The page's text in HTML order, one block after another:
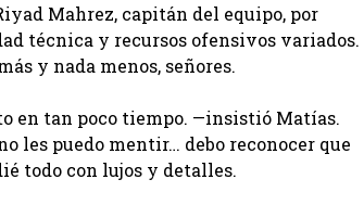
Mahrez, capitán del equipo, por
técnica y recursos ofensivos variados.
y nada menos, señores.
en tan poco tiempo. —insistió Matías.
les puedo mentir… debo reconocer que
todo con lujos y detalles.